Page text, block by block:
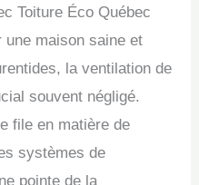
Toiture Éco Québec
une maison saine et
la ventilation de
souvent négligé.
file en matière de
systèmes de
pointe de la